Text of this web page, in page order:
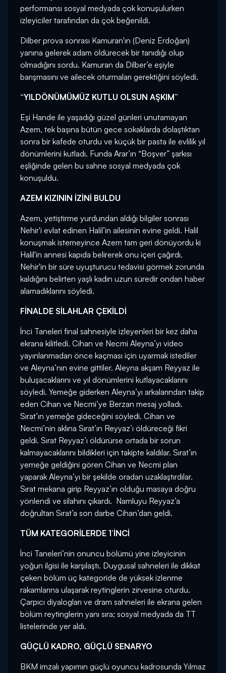
performansı sosyal medyada çok konuşulurken
izleyiciler tarafından da çok beğenildi.
Dilber prova sonrası Kamuran'ın (Deniz Erdoğan)
yanına gelerek adam öldürecek bir tanıdığı olup
olmadığını sordu. Kamuran da Dilber’e eşiyle
barışmasını ve ailecek oturmaları gerektiğini söyledi.
“YILDÖNÜMÜMÜZ KUTLU OLSUN AŞKIM”
Eşi Hande ile yaşadığı güzel günleri unutamayan
Azem, tek başına bütün gece sokaklarda dolaştıktan
sonra bir kafede oturdu ve küçük bir pasta ile evlilik yıl
dönümlerini kutladı. Funda Arar’ın “Boşver” şarkısı
eşliğinde gelen bu sahne sosyal medyada çok
konuşuldu.
AZEM KIZININ İZİNİ BULDU
Azem, yetiştirme yurdundan aldığı bilgiler sonrası
Nehir'i evlat edinen Halil’in ailesinin evine geldi. Halil
konuşmak istemeyince Azem tam geri dönüyordu ki
Halil'in annesi kapıda belirerek onu içeri çağırdı.
Nehir'in bir süre uyuşturucu tedavisi görmek zorunda
kaldığını belirten yaşlı kadın uzun süredir ondan haber
alamadıklarını söyledi.
FİNALDE SİLAHLAR ÇEKİLDİ
İnci Taneleri final sahnesiyle izleyenleri bir kez daha
ekrana kilitledi. Cihan ve Necmi Aleyna’yı video
yayınlanmadan önce kaçması için uyarmak istediler
ve Aleyna’nın evine gittiler. Aleyna akşam Reyyaz ile
buluşacaklarını ve yıl dönümlerini kutlayacaklarını
söyledi. Yemeğe giderken Aleyna’yı arkalarından takip
eden Cihan ve Necmi’ye Berzan mesaj yolladı.
Sırat’ın yemeğe gideceğini söyledi. Cihan ve
Necmi’nin aklına Sırat’ın Reyyaz’ı öldüreceği fikri
geldi. Sırat Reyyaz’ı öldürürse ortada bir sorun
kalmayacaklarını bildikleri için takipte kaldılar. Sırat’ın
yemeğe geldiğini gören Cihan ve Necmi plan
yaparak Aleyna’yı bir şekilde oradan uzaklaştırdılar.
Sırat mekana girip Reyyaz’ın olduğu masaya doğru
yönlendi ve silahını çıkardı. Namluyu Reyyaz’a
doğrultan Sırat’a son darbe Cihan’dan geldi.
TÜM KATEGORİLERDE 1’İNCİ
İnci Taneleri’nin onuncu bölümü yine izleyicinin
yoğun ilgisi ile karşılaştı. Duygusal sahneleri ile dikkat
çeken bölüm üç kategoride de yüksek izlenme
rakamlarına ulaşarak reytinglerin zirvesine oturdu.
Çarpıcı diyalogları ve dram sahneleri ile ekrana gelen
bölüm reytinglerin yanı sıra; sosyal medyada da TT
listelerinde yer aldı.
GÜÇLÜ KADRO, GÜÇLÜ SENARYO
BKM imzalı yapımın güçlü oyuncu kadrosunda Yılmaz